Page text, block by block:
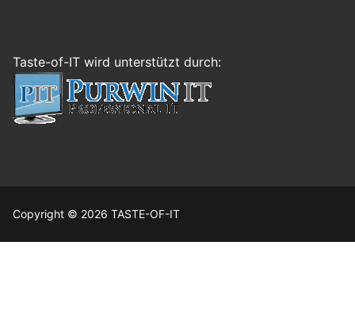
Taste-of-IT wird unterstützt durch:
Copyright © 2026 TASTE-OF-IT